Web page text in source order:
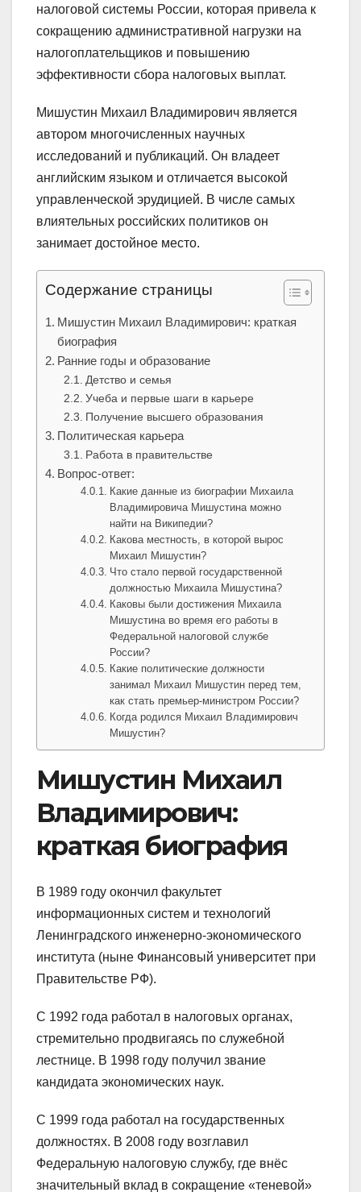
налоговой системы России, которая привела к
сокращению административной нагрузки на
налогоплательщиков и повышению
эффективности сбора налоговых выплат.
Мишустин Михаил Владимирович является
автором многочисленных научных
исследований и публикаций. Он владеет
английским языком и отличается высокой
управленческой эрудицией. В числе самых
влиятельных российских политиков он
занимает достойное место.
Содержание страницы
Мишустин Михаил Владимирович: краткая
биография
Ранние годы и образование
Детство и семья
Учеба и первые шаги в карьере
Получение высшего образования
Политическая карьера
Работа в правительстве
Вопрос-ответ:
Какие данные из биографии Михаила
Владимировича Мишустина можно
найти на Википедии?
Какова местность, в которой вырос
Михаил Мишустин?
Что стало первой государственной
должностью Михаила Мишустина?
Каковы были достижения Михаила
Мишустина во время его работы в
Федеральной налоговой службе
России?
Какие политические должности
занимал Михаил Мишустин перед тем,
как стать премьер-министром России?
Когда родился Михаил Владимирович
Мишустин?
Мишустин Михаил
Владимирович:
краткая биография
В 1989 году окончил факультет
информационных систем и технологий
Ленинградского инженерно-экономического
института (ныне Финансовый университет при
Правительстве РФ).
С 1992 года работал в налоговых органах,
стремительно продвигаясь по служебной
лестнице. В 1998 году получил звание
кандидата экономических наук.
С 1999 года работал на государственных
должностях. В 2008 году возглавил
Федеральную налоговую службу, где внёс
значительный вклад в сокращение «теневой»